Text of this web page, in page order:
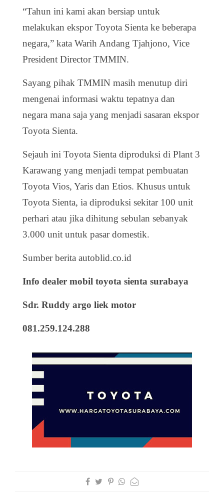
“Tahun ini kami akan bersiap untuk
melakukan ekspor Toyota Sienta ke beberapa
negara,” kata Warih Andang Tjahjono, Vice
President Director TMMIN.
Sayang pihak TMMIN masih menutup diri
mengenai informasi waktu tepatnya dan
negara mana saja yang menjadi sasaran ekspor
Toyota Sienta.
Sejauh ini Toyota Sienta diproduksi di Plant 3
Karawang yang menjadi tempat pembuatan
Toyota Vios, Yaris dan Etios. Khusus untuk
Toyota Sienta, ia diproduksi sekitar 100 unit
perhari atau jika dihitung sebulan sebanyak
3.000 unit untuk pasar domestik.
Sumber berita autoblid.co.id
Info dealer mobil toyota sienta surabaya
Sdr. Ruddy argo liek motor
081.259.124.288